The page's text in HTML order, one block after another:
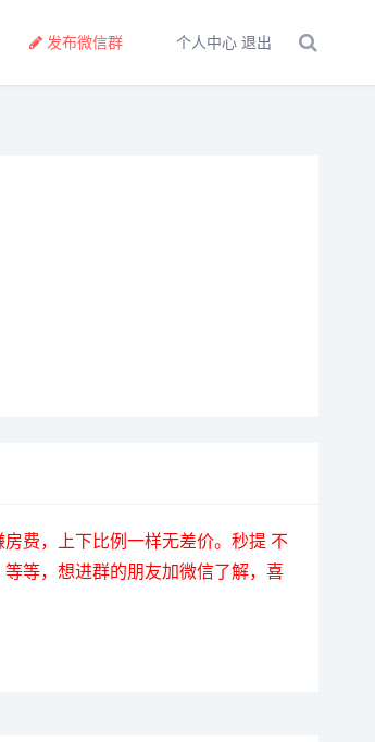
个人中心 退出
发布微信群
费，上下比例一样无差价。秒提 不
等，想进群的朋友加微信了解，喜